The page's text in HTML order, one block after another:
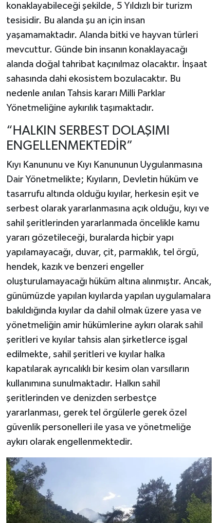
konaklayabileceği şekilde, 5 Yıldızlı bir turizm
tesisidir. Bu alanda şu an için insan
yaşamamaktadır. Alanda bitki ve hayvan türleri
mevcuttur. Günde bin insanın konaklayacağı
alanda doğal tahribat kaçınılmaz olacaktır. İnşaat
sahasında dahi ekosistem bozulacaktır. Bu
nedenle anılan Tahsis kararı Milli Parklar
Yönetmeliğine aykırılık taşımaktadır.
“HALKIN SERBEST DOLAŞIMI
ENGELLENMEKTEDİR”
Kıyı Kanununu ve Kıyı Kanununun Uygulanmasına
Dair Yönetmelikte; Kıyıların, Devletin hüküm ve
tasarrufu altında olduğu kıyılar, herkesin eşit ve
serbest olarak yararlanmasına açık olduğu, kıyı ve
sahil şeritlerinden yararlanmada öncelikle kamu
yararı gözetileceği, buralarda hiçbir yapı
yapılamayacağı, duvar, çit, parmaklık, tel örgü,
hendek, kazık ve benzeri engeller
oluşturulamayacağı hüküm altına alınmıştır. Ancak,
günümüzde yapılan kıyılarda yapılan uygulamalara
bakıldığında kıyılar da dahil olmak üzere yasa ve
yönetmeliğin amir hükümlerine aykırı olarak sahil
şeritleri ve kıyılar tahsis alan şirketlerce işgal
edilmekte, sahil şeritleri ve kıyılar halka
kapatılarak ayrıcalıklı bir kesim olan varsılların
kullanımına sunulmaktadır. Halkın sahil
şeritlerinden ve denizden serbestçe
yararlanması, gerek tel örgülerle gerek özel
güvenlik personelleri ile yasa ve yönetmeliğe
aykırı olarak engellenmektedir.